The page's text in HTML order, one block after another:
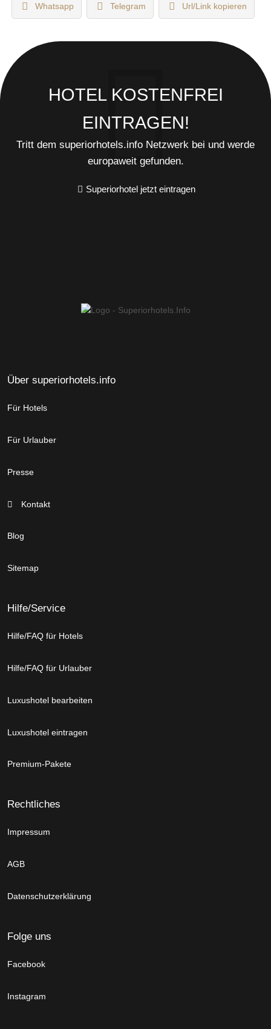
Whatsapp Telegram Url/Link kopieren
HOTEL KOSTENFREI
EINTRAGEN!
Tritt dem superiorhotels.info Netzwerk bei und werde
europaweit gefunden.
Superiorhotel jetzt eintragen
Über superiorhotels.info
Für Hotels
Für Urlauber
Presse
Kontakt
Blog
Sitemap
Hilfe/Service
Hilfe/FAQ für Hotels
Hilfe/FAQ für Urlauber
Luxushotel bearbeiten
Luxushotel eintragen
Premium-Pakete
Rechtliches
Impressum
AGB
Datenschutzerklärung
Folge uns
Facebook
Instagram